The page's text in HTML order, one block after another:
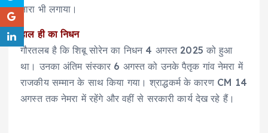
नारा भी लगाया।
हाल ही का निधन
गौरतलब है कि शिबू सोरेन का निधन 4 अगस्त 2025 को हुआ
था। उनका अंतिम संस्कार 6 अगस्त को उनके पैतृक गांव नेमरा में
राजकीय सम्मान के साथ किया गया। श्राद्धकर्म के कारण CM 14
अगस्त तक नेमरा में रहेंगे और वहीं से सरकारी कार्य देख रहे हैं।